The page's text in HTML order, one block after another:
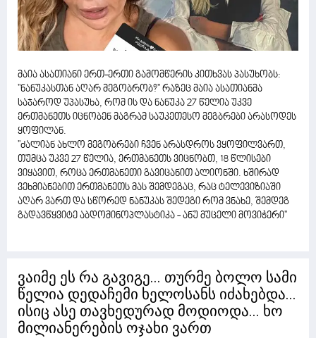
მაია ასათიანი ერთ-ერთი გამომწერის კითხვას პასუხობს:
''ნანუკასთან აღარ მეგობრობ?'' რაზეც მაია ასათიანმა
საჯაროდ უპასუხა, რომ ის და ნანუკა 27 წელია უკვე
ერთმანეთს იცნობენ მაგრამ საუკეთესო მეგბრები არასოდეს
ყოფილან.
''ძალიან ახლო მეგობრები ჩვენ არასდროს ვყოფილვართ,
თუმცა უკვე 27 წელია, ერთმანეთს ვიცნობთ, 18 წლისები
ვიყავით, როცა ერთმანეთი გავიცანით ალიონში. ხშირად
ვეხმიანებით ერთმანეთს მას შემდეგაც, რაც ტელევიზიაში
აღარ ვართ და სწორედ ნანუკას შედეგი რომ ვნახე, შემდეგ
გადავწყვიტე აბდომინოპლასტიკა - ანუ მუცელი მოვიჭერი''
ვაიმე ეს რა გავიგე... თურმე ბოლო სამი
წელია დედაჩემი ხელოსანს იძახებდა...
ისიც ასე თავხედურად მოდიოდა... ხო
მილიანერების ოჯახი ვართ